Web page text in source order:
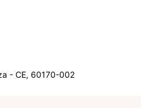
- CE, 60170-002